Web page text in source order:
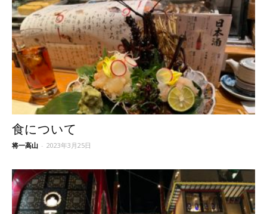
食について
将一高山 - 2023年3月25日